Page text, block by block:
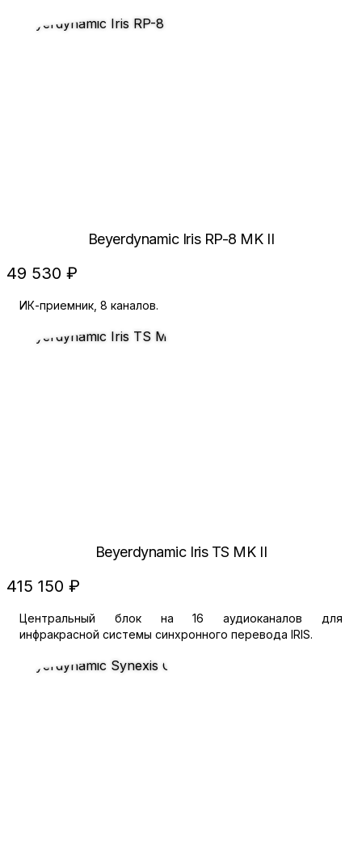
Beyerdynamic Iris RP-8 MK II
49 530 ₽
ИК-приемник, 8 каналов.
Beyerdynamic Iris TS MK II
415 150 ₽
Центральный блок на 16 аудиоканалов для
инфракрасной системы синхронного перевода IRIS.